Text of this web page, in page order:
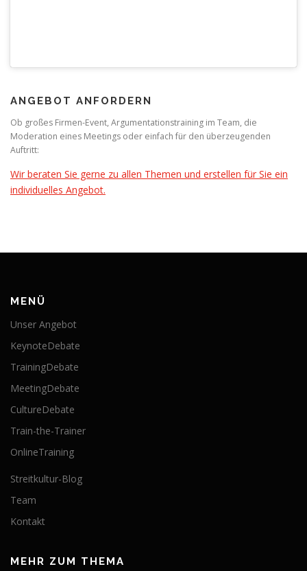
ANGEBOT ANFORDERN
Ob großes Firmen-Event, Argumentationstraining im Team, die
Moderation eines Meetings oder einfach für den überzeugenden
Auftritt:
Wir beraten Sie gerne zu allen Themen und erstellen für Sie ein
individuelles Angebot.
MENÜ
Unser Angebot
KeynoteDebate
TrainingDebate
MeetingDebate
CultureDebate
Train-the-Trainer
OnlineTraining
Streitkultur-Blog
Team
Kontakt
MEHR ZUM THEMA